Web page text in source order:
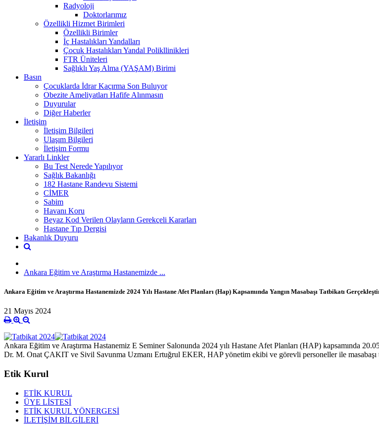
Radyoloji
Doktorlarımız
Özellikli Hizmet Birimleri
Özellikli Birimler
İç Hastalıkları Yandalları
Çocuk Hastalıkları Yandal Polikllinikleri
FTR Üniteleri
Sağlıklı Yaş Alma (YAŞAM) Birimi
Basın
Çocuklarda İdrar Kaçırma Son Buluyor
Obezite Ameliyatları Hafife Alınmasın
Duyurular
Diğer Haberler
İletişim
İletişim Bilgileri
Ulaşım Bilgileri
İletişim Formu
Yararlı Linkler
Bu Test Nerede Yapılıyor
Sağlık Bakanlığı
182 Hastane Randevu Sistemi
CİMER
Sabim
Havanı Koru
Beyaz Kod Verilen Olayların Gerekçeli Kararları
Hastane Tıp Dergisi
Bakanlık Duyuru
Ankara Eğitim ve Araştırma Hastanemizde ...
Ankara Eğitim ve Araştırma Hastanemizde 2024 Yılı Hastane Afet Planları (Hap) Kapsamında Yangın Masabaşı Tatbikatı
21 Mayıs 2024
Ankara Eğitim ve Araştırma Hastanemiz E Seminer Salonunda 2024 yılı Hastane Afet Planları (HAP) kapsamında
Dr. M. Onat ÇAKIT ve Sivil Savunma Uzmanı Ertuğrul EKER, HAP yönetim ekibi ve görevli personeller ile masabaşı
Etik Kurul
ETİK KURUL
ÜYE LİSTESİ
ETİK KURUL YÖNERGESİ
İLETİŞİM BİLGİLERİ